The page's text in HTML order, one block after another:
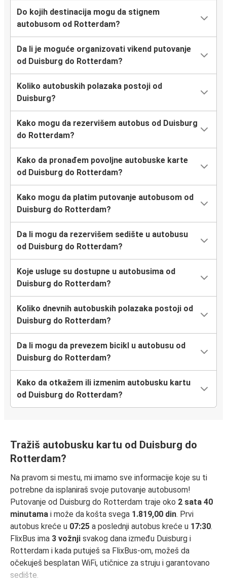
Do kojih destinacija mogu da stignem
autobusom od Rotterdam?
Da li je moguće organizovati vikend putovanje
od Duisburg do Rotterdam?
Koliko autobuskih polazaka postoji od
Duisburg?
Kako mogu da rezervišem autobus od Duisburg
do Rotterdam?
Kako da pronađem povoljne autobuske karte
od Duisburg do Rotterdam?
Kako mogu da platim putovanje autobusom od
Duisburg do Rotterdam?
Da li mogu da rezervišem sedište u autobusu
od Duisburg do Rotterdam?
Koje usluge su dostupne u autobusima od
Duisburg do Rotterdam?
Koliko dnevnih autobuskih polazaka postoji od
Duisburg do Rotterdam?
Da li mogu da prevezem bicikl u autobusu od
Duisburg do Rotterdam?
Kako da otkažem ili izmenim autobusku kartu
od Duisburg do Rotterdam?
Tražiš autobusku kartu od Duisburg do
Rotterdam?
Na pravom si mestu, mi imamo sve informacije koje su ti
potrebne da isplaniraš svoje putovanje autobusom!
Putovanje od Duisburg do Rotterdam traje oko 2 sata 40
minutama i može da košta svega 1.819,00 din. Prvi
autobus kreće u 07:25 a poslednji autobus kreće u 17:30.
FlixBus ima 3 vožnji svakog dana između Duisburg i
Rotterdam i kada putuješ sa FlixBus-om, možeš da
očekuješ besplatan WiFi, utičnice za struju i garantovano
sedište.